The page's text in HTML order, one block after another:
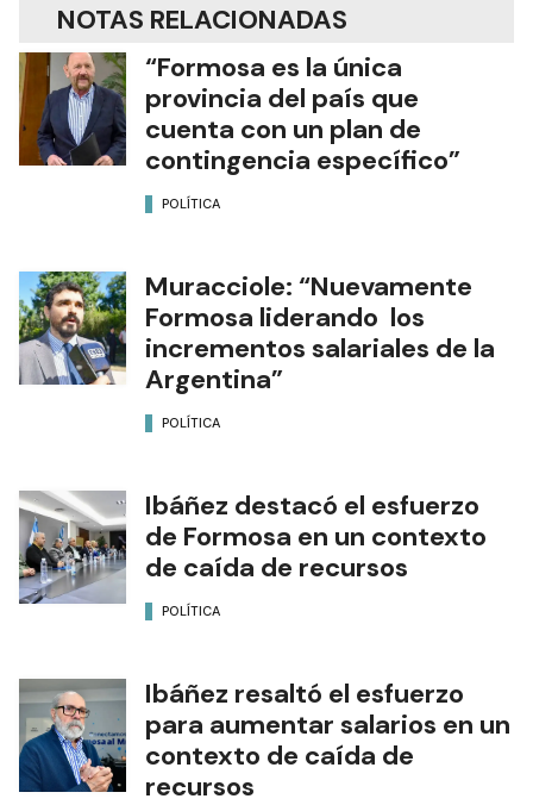
NOTAS RELACIONADAS
“Formosa es la única
provincia del país que
cuenta con un plan de
contingencia específico”
POLÍTICA
Muracciole: “Nuevamente
Formosa liderando los
incrementos salariales de la
Argentina”
POLÍTICA
Ibáñez destacó el esfuerzo
de Formosa en un contexto
de caída de recursos
POLÍTICA
Ibáñez resaltó el esfuerzo
para aumentar salarios en un
contexto de caída de
recursos